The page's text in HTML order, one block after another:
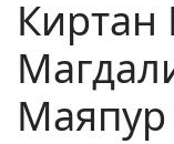
Киртан
Маяпур